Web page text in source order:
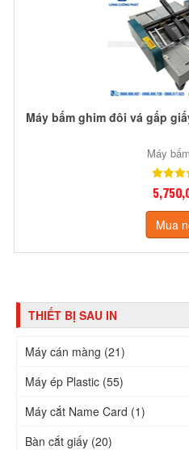
Máy bấm ghim đôi vá gấp
Máy
Mua
THIẾT BỊ SAU IN
Máy cán màng (21)
Máy ép Plastic (55)
Máy cắt Name Card (1)
Bàn cắt giấy (20)